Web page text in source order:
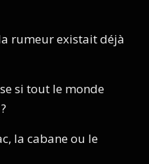
rumeur existait déjà
si tout le monde
la cabane ou le